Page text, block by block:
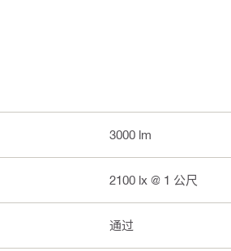
3000 lm
2100 lx @ 1 公尺
通过